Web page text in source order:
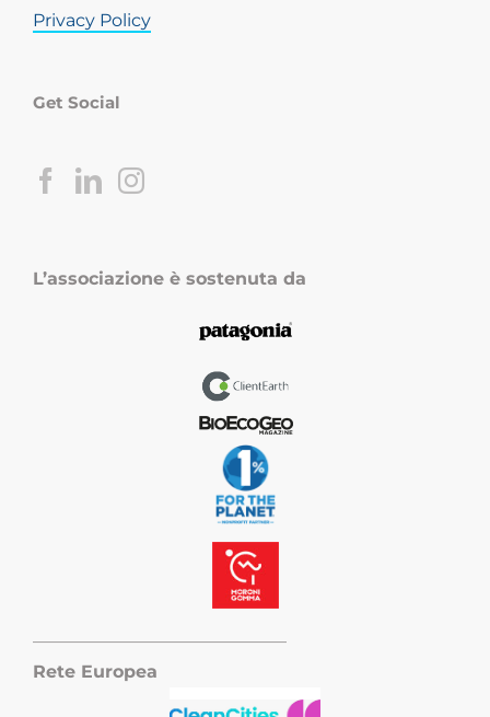
Privacy Policy
Get Social
L’associazione è sostenuta da
——————————————–
Rete Europea